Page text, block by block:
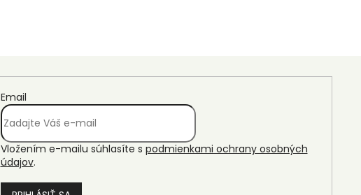
Email
Vložením e-mailu súhlasíte s podmienkami ochrany osobných
údajov.